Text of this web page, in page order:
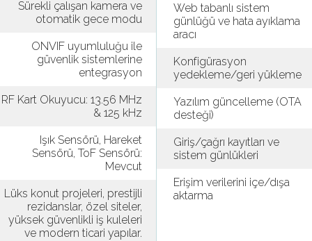
Sürekli çalışan kamera ve
otomatik gece modu
ONVIF uyumluluğu ile
güvenlik sistemlerine
entegrasyon
RF Kart Okuyucu: 13.56 MHz
& 125 kHz
Işık Sensörü, Hareket
Sensörü, ToF Sensörü:
Mevcut
Lüks konut projeleri, prestijli
rezidanslar, özel siteler,
yüksek güvenlikli iş kuleleri
ve modern ticari yapılar.
Web tabanlı sistem
günlüğü ve hata ayıklama
aracı
Konfigürasyon
yedekleme/geri yükleme
Yazılım güncelleme (OTA
desteği)
Giriş/çağrı kayıtları ve
sistem günlükleri
Erişim verilerini içe/dışa
aktarma